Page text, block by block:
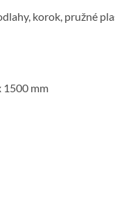
korok, pružné
1500 mm